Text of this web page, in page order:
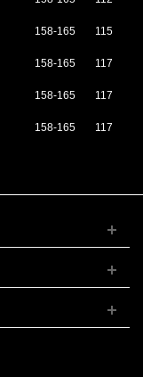
158-165 115
158-165 117
158-165 117
158-165
117